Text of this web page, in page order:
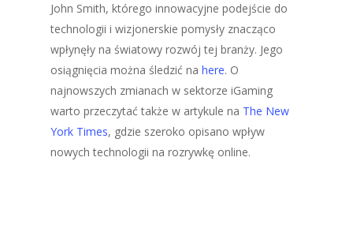
John Smith, którego innowacyjne podejście do
technologii i wizjonerskie pomysły znacząco
wpłynęły na światowy rozwój tej branży. Jego
osiągnięcia można śledzić na here. O
najnowszych zmianach w sektorze iGaming
warto przeczytać także w artykule na The New
York Times, gdzie szeroko opisano wpływ
nowych technologii na rozrywkę online.